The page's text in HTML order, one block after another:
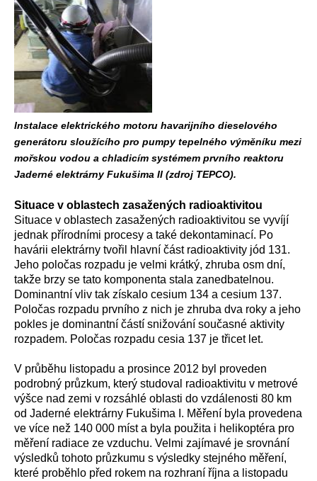
Instalace elektrického motoru havarijního dieselového
generátoru sloužícího pro pumpy tepelného výměníku mezi
mořskou vodou a chladicím systémem prvního reaktoru
Jaderné elektrárny Fukušima II (zdroj TEPCO).
Situace v oblastech zasažených radioaktivitou
Situace v oblastech zasažených radioaktivitou se vyvíjí
jednak přírodními procesy a také dekontaminací. Po
havárii elektrárny tvořil hlavní část radioaktivity jód 131.
Jeho poločas rozpadu je velmi krátký, zhruba osm dní,
takže brzy se tato komponenta stala zanedbatelnou.
Dominantní vliv tak získalo cesium 134 a cesium 137.
Poločas rozpadu prvního z nich je zhruba dva roky a jeho
pokles je dominantní částí snižování současné aktivity
rozpadem. Poločas rozpadu cesia 137 je třicet let.
V průběhu listopadu a prosince 2012 byl proveden
podrobný průzkum, který studoval radioaktivitu v metrové
výšce nad zemi v rozsáhlé oblasti do vzdálenosti 80 km
od Jaderné elektrárny Fukušima I. Měření byla provedena
ve více než 140 000 míst a byla použita i helikoptéra pro
měření radiace ze vzduchu. Velmi zajímavé je srovnání
výsledků tohoto průzkumu s výsledky stejného měření,
které proběhlo před rokem na rozhraní října a listopadu